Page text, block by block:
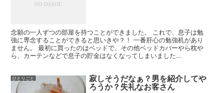
念願の一人ずつの部屋を持つことができました。 これで、息子は勉
強に専念することができると思いきや？！ 一番肝心の勉強机があり
ません。 最初に買ったのはベッドで、その他ベッドカバーやら枕や
ら、カーテンなどで息子の貯金はなくなってしまいました...
ひとりごと 寂しそうだなぁ？男を紹介してや
ろうか？失礼なお客さん